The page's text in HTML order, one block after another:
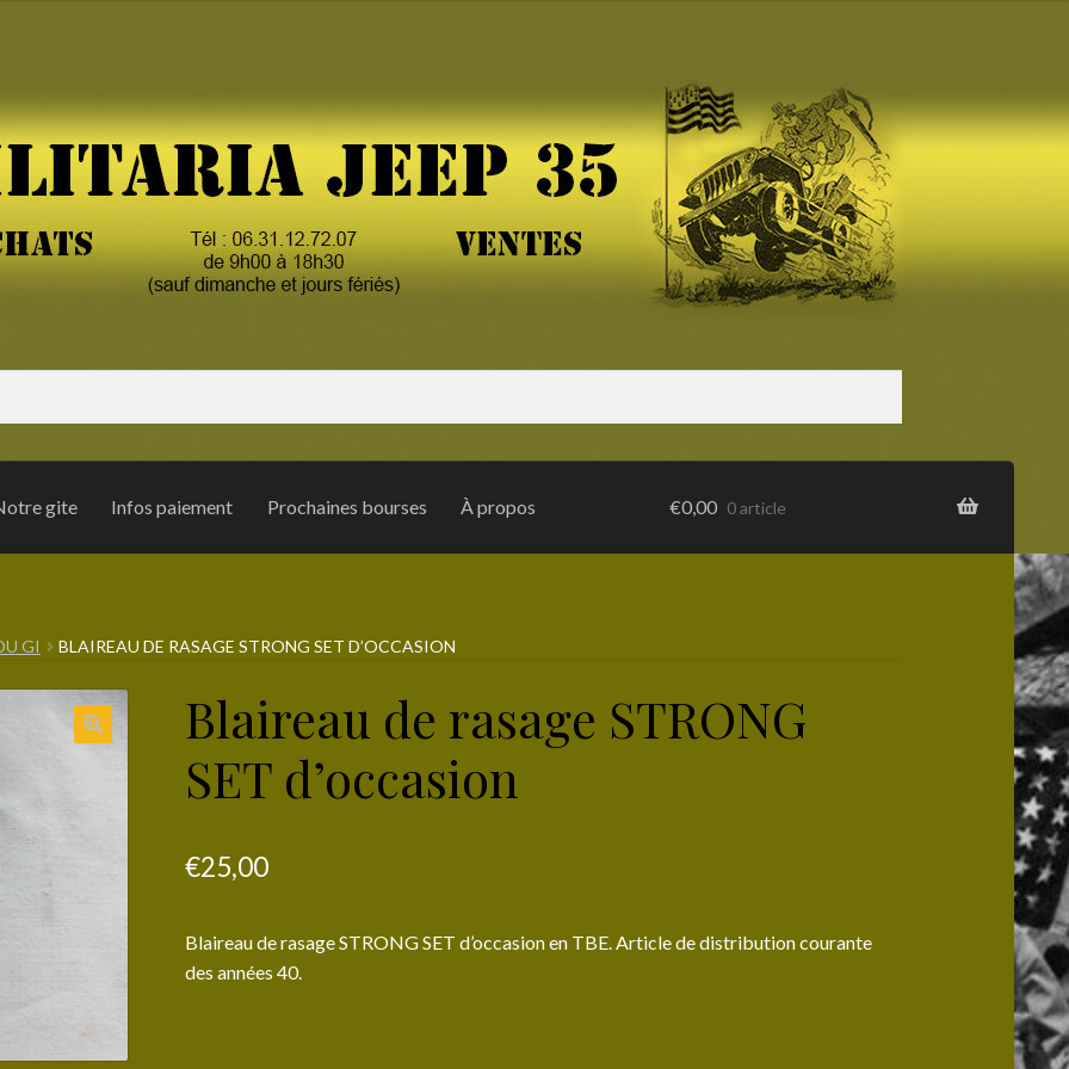
gite Infos paiement Prochaines bourses À propos €0,00 0 article
GI BLAIREAU DE RASAGE STRONG SET D’OCCASION
Blaireau de rasage STRONG
SET d’occasion
€25,00
Blaireau de rasage STRONG SET d’occasion en TBE. Article de distribution courante
des années 40.